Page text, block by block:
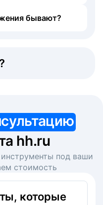
бывают?
hh.ru
под ваши
стоимость
которые